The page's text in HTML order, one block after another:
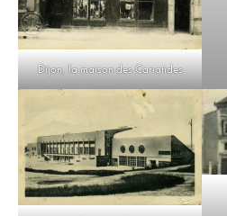
Dijon, la maison des Cariatides